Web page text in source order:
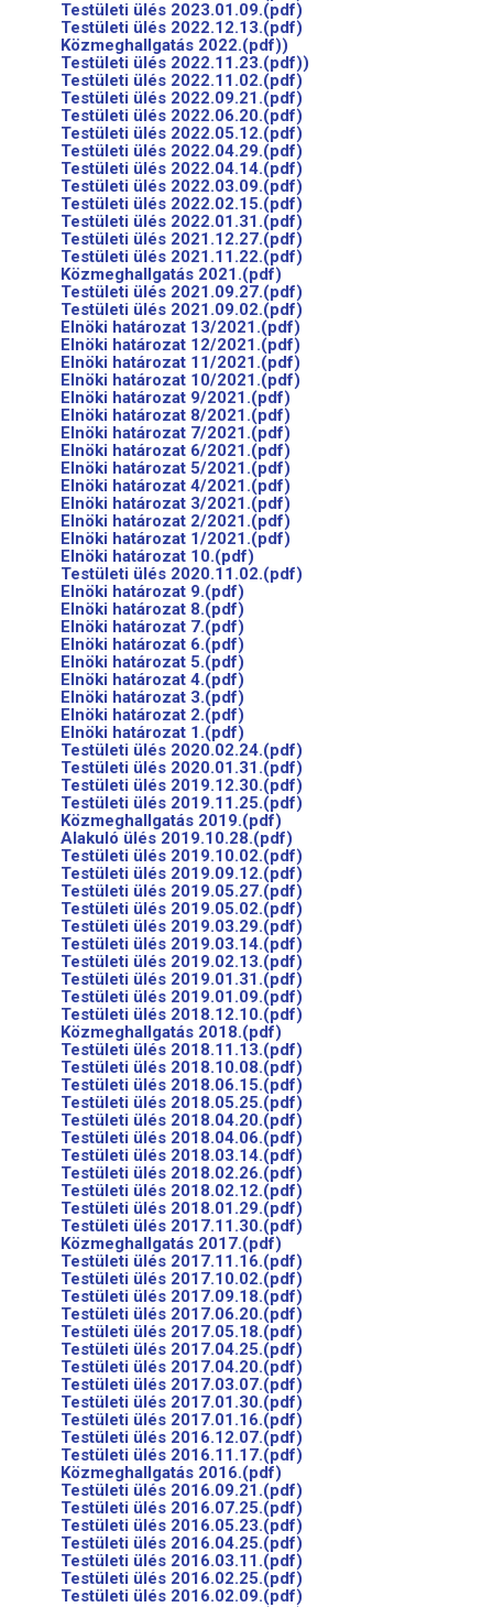
Testületi ülés 2023.01.09.(pdf)
Testületi ülés 2022.12.13.(pdf)
Közmeghallgatás 2022.(pdf))
Testületi ülés 2022.11.23.(pdf))
Testületi ülés 2022.11.02.(pdf)
Testületi ülés 2022.09.21.(pdf)
Testületi ülés 2022.06.20.(pdf)
Testületi ülés 2022.05.12.(pdf)
Testületi ülés 2022.04.29.(pdf)
Testületi ülés 2022.04.14.(pdf)
Testületi ülés 2022.03.09.(pdf)
Testületi ülés 2022.02.15.(pdf)
Testületi ülés 2022.01.31.(pdf)
Testületi ülés 2021.12.27.(pdf)
Testületi ülés 2021.11.22.(pdf)
Közmeghallgatás 2021.(pdf)
Testületi ülés 2021.09.27.(pdf)
Testületi ülés 2021.09.02.(pdf)
Elnöki határozat 13/2021.(pdf)
Elnöki határozat 12/2021.(pdf)
Elnöki határozat 11/2021.(pdf)
Elnöki határozat 10/2021.(pdf)
Elnöki határozat 9/2021.(pdf)
Elnöki határozat 8/2021.(pdf)
Elnöki határozat 7/2021.(pdf)
Elnöki határozat 6/2021.(pdf)
Elnöki határozat 5/2021.(pdf)
Elnöki határozat 4/2021.(pdf)
Elnöki határozat 3/2021.(pdf)
Elnöki határozat 2/2021.(pdf)
Elnöki határozat 1/2021.(pdf)
Elnöki határozat 10.(pdf)
Testületi ülés 2020.11.02.(pdf)
Elnöki határozat 9.(pdf)
Elnöki határozat 8.(pdf)
Elnöki határozat 7.(pdf)
Elnöki határozat 6.(pdf)
Elnöki határozat 5.(pdf)
Elnöki határozat 4.(pdf)
Elnöki határozat 3.(pdf)
Elnöki határozat 2.(pdf)
Elnöki határozat 1.(pdf)
Testületi ülés 2020.02.24.(pdf)
Testületi ülés 2020.01.31.(pdf)
Testületi ülés 2019.12.30.(pdf)
Testületi ülés 2019.11.25.(pdf)
Közmeghallgatás 2019.(pdf)
Alakuló ülés 2019.10.28.(pdf)
Testületi ülés 2019.10.02.(pdf)
Testületi ülés 2019.09.12.(pdf)
Testületi ülés 2019.05.27.(pdf)
Testületi ülés 2019.05.02.(pdf)
Testületi ülés 2019.03.29.(pdf)
Testületi ülés 2019.03.14.(pdf)
Testületi ülés 2019.02.13.(pdf)
Testületi ülés 2019.01.31.(pdf)
Testületi ülés 2019.01.09.(pdf)
Testületi ülés 2018.12.10.(pdf)
Közmeghallgatás 2018.(pdf)
Testületi ülés 2018.11.13.(pdf)
Testületi ülés 2018.10.08.(pdf)
Testületi ülés 2018.06.15.(pdf)
Testületi ülés 2018.05.25.(pdf)
Testületi ülés 2018.04.20.(pdf)
Testületi ülés 2018.04.06.(pdf)
Testületi ülés 2018.03.14.(pdf)
Testületi ülés 2018.02.26.(pdf)
Testületi ülés 2018.02.12.(pdf)
Testületi ülés 2018.01.29.(pdf)
Testületi ülés 2017.11.30.(pdf)
Közmeghallgatás 2017.(pdf)
Testületi ülés 2017.11.16.(pdf)
Testületi ülés 2017.10.02.(pdf)
Testületi ülés 2017.09.18.(pdf)
Testületi ülés 2017.06.20.(pdf)
Testületi ülés 2017.05.18.(pdf)
Testületi ülés 2017.04.25.(pdf)
Testületi ülés 2017.04.20.(pdf)
Testületi ülés 2017.03.07.(pdf)
Testületi ülés 2017.01.30.(pdf)
Testületi ülés 2017.01.16.(pdf)
Testületi ülés 2016.12.07.(pdf)
Testületi ülés 2016.11.17.(pdf)
Közmeghallgatás 2016.(pdf)
Testületi ülés 2016.09.21.(pdf)
Testületi ülés 2016.07.25.(pdf)
Testületi ülés 2016.05.23.(pdf)
Testületi ülés 2016.04.25.(pdf)
Testületi ülés 2016.03.11.(pdf)
Testületi ülés 2016.02.25.(pdf)
Testületi ülés 2016.02.09.(pdf)